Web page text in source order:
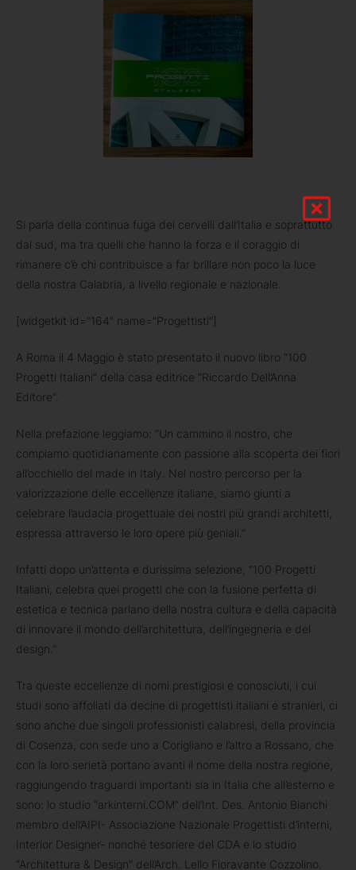
Si parla della continua fuga dei cervelli dall’Italia e soprattutto
dal sud, ma tra quelli che hanno la forza e il coraggio di
rimanere c’è chi contribuisce a far brillare non poco la luce
della nostra Calabria, a livello regionale e nazionale.
[widgetkit id=”164″ name=”Progettisti”]
A Roma il 4 Maggio è stato presentato il nuovo libro “100
Progetti Italiani” della casa editrice “Riccardo Dell’Anna
Editore”.
Nella prefazione leggiamo: “Un cammino il nostro, che
compiamo quotidianamente con passione alla scoperta dei fiori
all’occhiello del made in Italy. Nel nostro percorso per la
valorizzazione delle eccellenze italiane, siamo giunti a
celebrare l’audacia progettuale dei nostri più grandi architetti,
espressa attraverso le loro opere più geniali.”
Infatti dopo un’attenta e durissima selezione, “100 Progetti
Italiani, celebra quei progetti che con la fusione perfetta di
estetica e tecnica parlano della nostra cultura e della capacità
di innovare il mondo dell’architettura, dell’ingegneria e del
design.”
Tra queste eccellenze di nomi prestigiosi e conosciuti, i cui
studi sono affollati da decine di progettisti italiani e stranieri, ci
sono anche due singoli professionisti calabresi, della provincia
di Cosenza, con sede uno a Corigliano e l’altro a Rossano, che
con la loro serietà portano avanti il nome della nostra regione,
raggiungendo traguardi importanti sia in Italia che all’esterno e
sono: lo studio “arkinterni.COM” dell’Int. Des. Antonio Bianchi
membro dell’AIPI- Associazione Nazionale Progettisti d’interni,
Interior Designer- nonché tesoriere del CDA e lo studio
“Architettura & Design” dell’Arch. Lello Fioravante Cozzolino.